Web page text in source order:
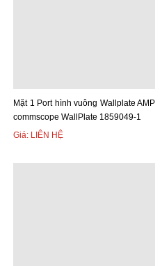
Mặt 1 Port hình vuông Wallplate AMP
commscope WallPlate 1859049-1
Giá: LIÊN HỆ